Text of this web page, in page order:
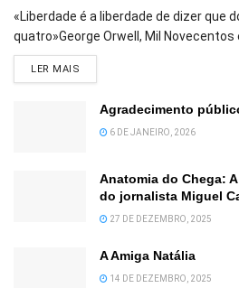
«Liberdade é a liberdade de dizer que
quatro»George Orwell, Mil Novecentos
LER MAIS
Agradecimento
6 DE JANEIRO, 2026
Anatomia do Chega:
do jornalista Miguel
27 DE DEZEMBRO, 2025
A Amiga Natália
14 DE DEZEMBRO, 2025